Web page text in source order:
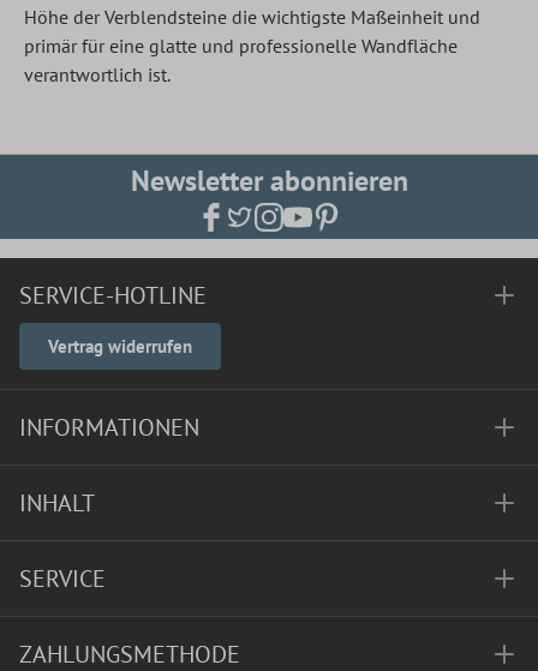
Höhe der Verblendsteine die wichtigste Maßeinheit und
primär für eine glatte und professionelle Wandfläche
verantwortlich ist.
Newsletter abonnieren
SERVICE-HOTLINE
Vertrag widerrufen
INFORMATIONEN
INHALT
SERVICE
ZAHLUNGSMETHODE